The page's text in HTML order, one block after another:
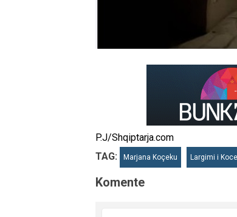
P.J/Shqiptarja.com
TAG:
Marjana Koçeku Largimi i
Komente